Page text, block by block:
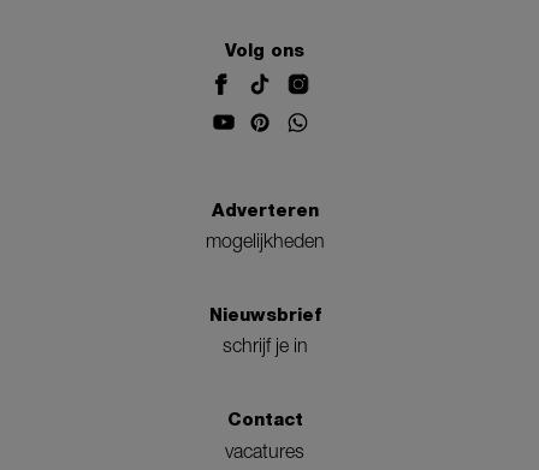
Volg ons
Adverteren
mogelijkheden
Nieuwsbrief
schrijf je in
Contact
vacatures